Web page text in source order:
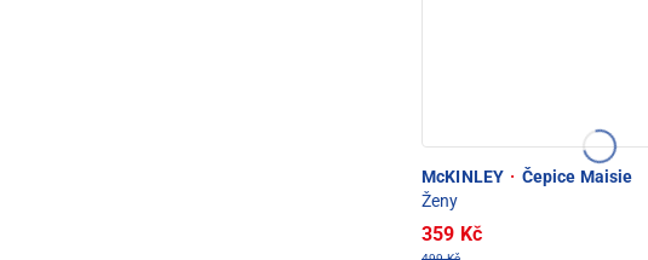
McKINLEY · Čepice Maisie
Ženy
359 Kč